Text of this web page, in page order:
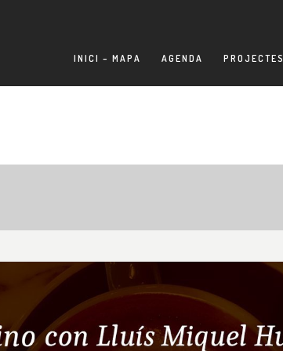
INICI – MAPA AGENDA PROJECTES